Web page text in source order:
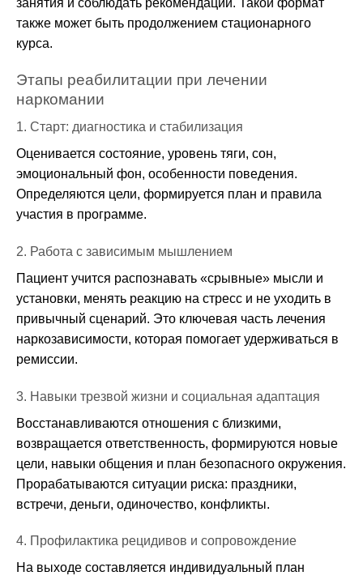
также может быть продолжением стационарного
курса.
Этапы реабилитации при лечении
наркомании
1. Старт: диагностика и стабилизация
Оценивается состояние, уровень тяги, сон,
эмоциональный фон, особенности поведения.
Определяются цели, формируется план и правила
участия в программе.
2. Работа с зависимым мышлением
Пациент учится распознавать «срывные» мысли и
установки, менять реакцию на стресс и не уходить в
привычный сценарий. Это ключевая часть лечения
наркозависимости, которая помогает удерживаться в
ремиссии.
3. Навыки трезвой жизни и социальная адаптация
Восстанавливаются отношения с близкими,
возвращается ответственность, формируются новые
цели, навыки общения и план безопасного окружения.
Прорабатываются ситуации риска: праздники,
встречи, деньги, одиночество, конфликты.
4. Профилактика рецидивов и сопровождение
На выходе составляется индивидуальный план